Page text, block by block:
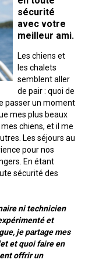
CCC
CCC 2026
l’événement
PDF de mon
sécurité
avec votre
meilleur ami.
Les chiens et
les chalets
semblent aller
de pair : quoi de
passer un moment
mes plus beaux
chiens, et il me
Les séjours au
pour nos
En étant
sécurité des
ni technicien
et
je partage mes
et quoi faire en
offrir un